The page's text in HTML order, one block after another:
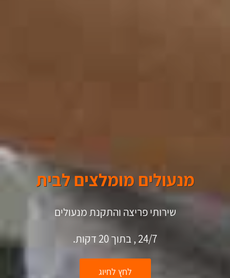
מנעולים מומלצים לבית
שירותי פריצה והתקנת מנעולים
24/7 , בתוך 20 דקות.
לחץ לחיוג